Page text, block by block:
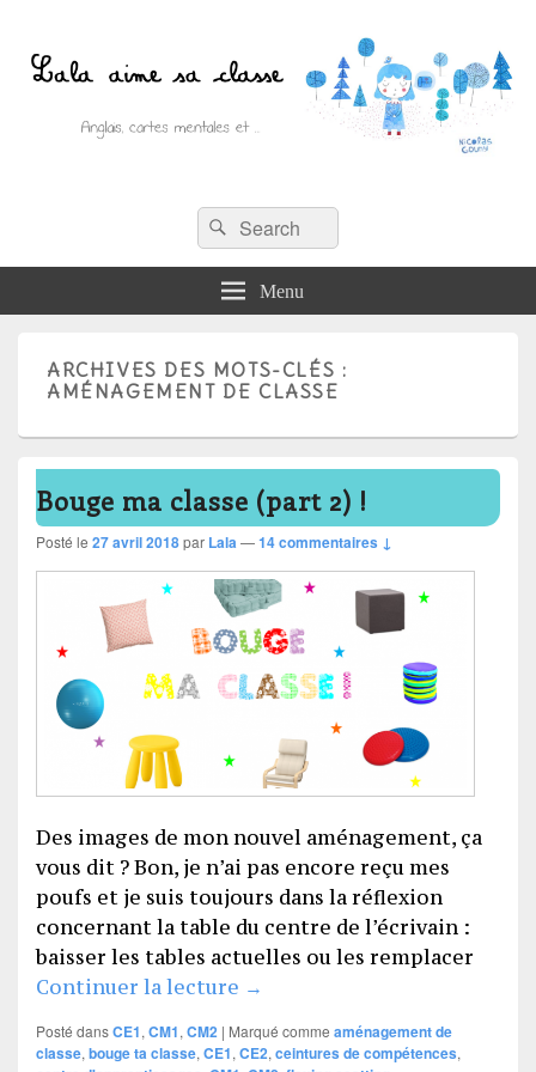
Lala aime sa classe
Anglais, cartes mentales et ….Recherche :
Rechercher
Menu
ARCHIVES DES MOTS-CLÉS :
AMÉNAGEMENT DE CLASSE
Bouge ma classe (part 2) !
Posté le 27 avril 2018par Lala—14 commentaires ↓
Des images de mon nouvel aménagement, ça
vous dit ? Bon, je n’ai pas encore reçu mes
poufs et je suis toujours dans la réflexion
concernant la table du centre de l’écrivain :
baisser les tables actuelles ou les remplacer
Continuer la lecture Bouge ma classe (part 2) !
→
Posté dansCE1, CM1, CM2 | Marqué comme aménagement de
classe, bouge ta classe, CE1, CE2, ceintures de compétences,